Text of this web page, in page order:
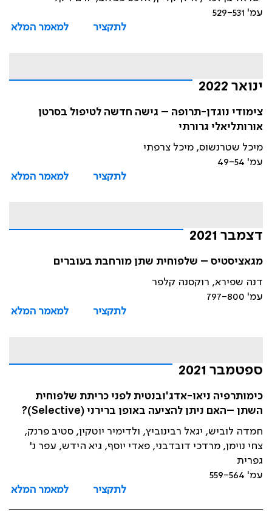
עמ' 529-531
לתקציר
למאמר המלא
ינואר 2022
צימודי נוגדן-תרופה – גישה חדשה לטיפול בסרטן
אורותליאלי גרורתי
מיכל שטרנשוס, מיכל צרפתי
עמ' 49-54
לתקציר
למאמר המלא
דצמבר 2021
מגאציסטיס – שלפוחית שתן מורחבת בעוברים
דנה שפירא, רוקסנה קלפר
עמ' 797-800
לתקציר
למאמר המלא
ספטמבר 2021
כימותרפיה ניאו-אדג'ובנטית לפני כריתת שלפוחית
השתן –האם ניתן להציעה באופן ברירני (Selective)?
חמדה לוביש, יגאל רבינוביץ, ולדימיר יוטקין, סטיב פרנק,
צחי נוימן, מרדכי דובדבני, פאדי יוסף, גיא הידש, עפר נ'
גפרית
עמ' 559-564
לתקציר
למאמר המלא